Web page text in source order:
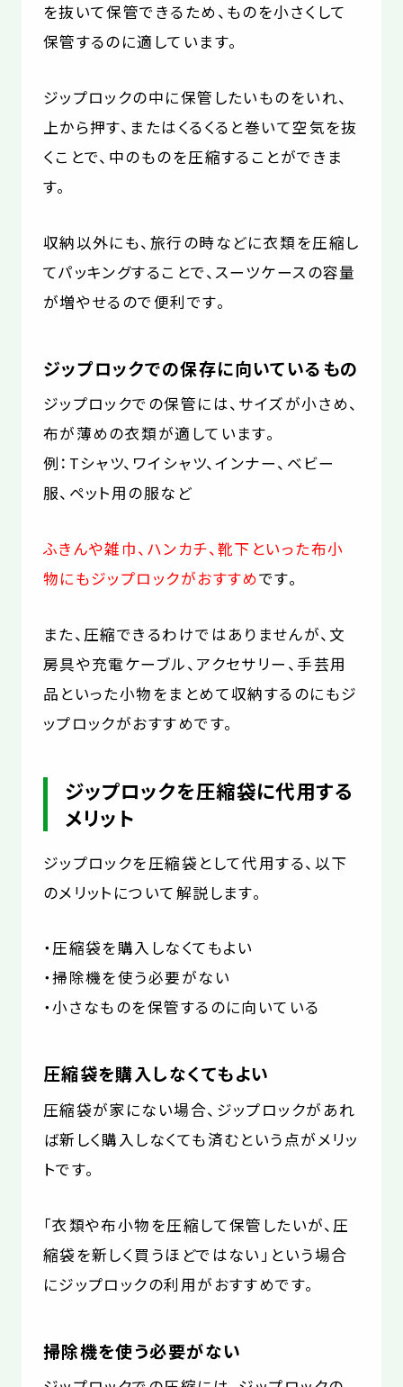
を抜いて保管できるため、ものを小さくして
保管するのに適しています。
ジップロックの中に保管したいものをいれ、
上から押す、またはくるくると巻いて空気を抜
くことで、中のものを圧縮することができま
す。
収納以外にも、旅行の時などに衣類を圧縮し
てパッキングすることで、スーツケースの容量
が増やせるので便利です。
ジップロックでの保存に向いているもの
ジップロックでの保管には、サイズが小さめ、
布が薄めの衣類が適しています。
例：Tシャツ、ワイシャツ、インナー、ベビー
服、ペット用の服など
ふきんや雑巾、ハンカチ、靴下といった布小
物にもジップロックがおすすめです。
また、圧縮できるわけではありませんが、文
房具や充電ケーブル、アクセサリー、手芸用
品といった小物をまとめて収納するのにもジ
ップロックがおすすめです。
ジップロックを圧縮袋に代用する
メリット
ジップロックを圧縮袋として代用する、以下
のメリットについて解説します。
・圧縮袋を購入しなくてもよい
・掃除機を使う必要がない
・小さなものを保管するのに向いている
圧縮袋を購入しなくてもよい
圧縮袋が家にない場合、ジップロックがあれ
ば新しく購入しなくても済むという点がメリッ
トです。
「衣類や布小物を圧縮して保管したいが、圧
縮袋を新しく買うほどではない」という場合
にジップロックの利用がおすすめです。
掃除機を使う必要がない